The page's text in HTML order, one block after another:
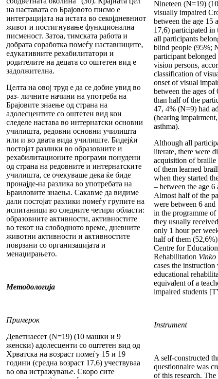
на наставата со Брајовото писмо е
интеграцијата на истата во секојдневниот
живот и постигнување функционална
писменост. Затоа, тимската работа и
добрата соработка помеѓу наставниците,
едукативните рехабилитатори и
родителите на децата со оштетен вид е
задолжителна.
Целта на овој труд е да се добие увид во
раз- личните начини на употреба на
Брајовите знаење од страна на
адолесцентите со оштетен вид кои
следеле настава во интернатски основни
училишта, редовни основни училишта
или и во двата вида училиште. Бидејќи
постојат разлики во образовните и
рехабилитационите програми понудени
од страна на редовните и интернатските
училишта, се очекуваше дека ќе биде
пронајде-на разлика во употребата на
Браиловите знаења. Сакавме да видиме
дали постојат разлики помеѓу групите на
испитаници во следните четири области:
образовните активности, активностите
во текот на слободното време, дневните
животни активности и активностите
поврзани со организацијата и
менаџирањето.
Методологија
Примерок
Деветнаесет (N=19) (10 машки и 9
женски) адолесценти со оштетен вид од
Хрватска на возраст помеѓу 15 и 19
години (средна возраст 17,6) учествуваа
во ова истражување. Скоро сите
Nineteen (N=19)
visually impaired
between the age 15
17,6) participated in
all participants
blind people (95%;
participant
vision persons,
classification of
onset of visual
between the ages of
than half of the
47, 4% (N=9) had
(hearing
asthma).
Although all
literate, there were
acquisition of
of them learned
when they started
– between the age
Almost half of the
were between 6
in the programme
they usually
only 1 hour per
half of them
Centre for
Rehabilitation
cases the
educational
equivalent of a
impaired students
Instrument
A self-constructed
questionnaire was
of this research.